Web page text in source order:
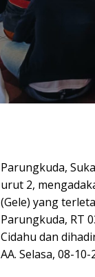
Parungkuda,
urut 2,
(Gele) yang
Parungkuda, RT
Cidahu dan
AA. Selasa, 08-10-